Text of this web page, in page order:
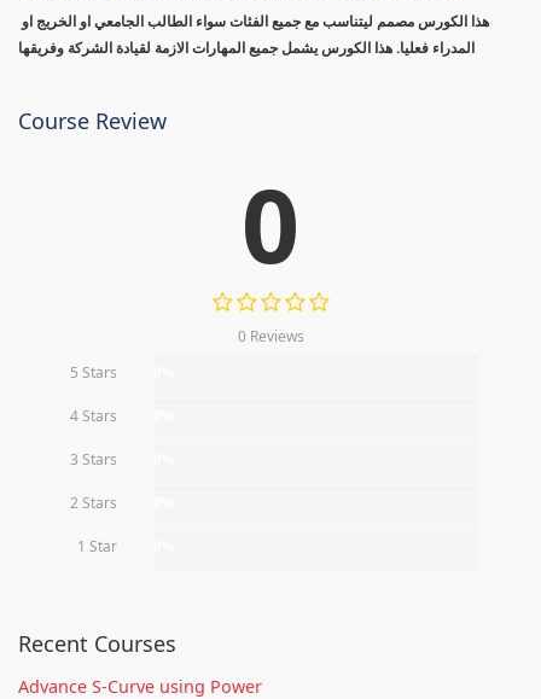
المدراء فعليا. هذا الكورس يشمل جميع المهارات الازمة لقيادة الشركة وفريقها
Course Review
0
0 Reviews
5 Stars
4 Stars
3 Stars
2 Stars
1 Star
Recent Courses
Advance S-Curve using Power